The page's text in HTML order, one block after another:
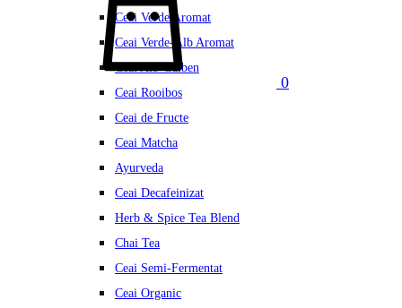
Ceai Verde Aromat
Ceai Verde-Alb Aromat
Ceai Alb-Galben
Ceai Rooibos
Ceai de Fructe
Ceai Matcha
Ayurveda
Ceai Decafeinizat
Herb & Spice Tea Blend
Chai Tea
Ceai Semi-Fermentat
Ceai Organic
0